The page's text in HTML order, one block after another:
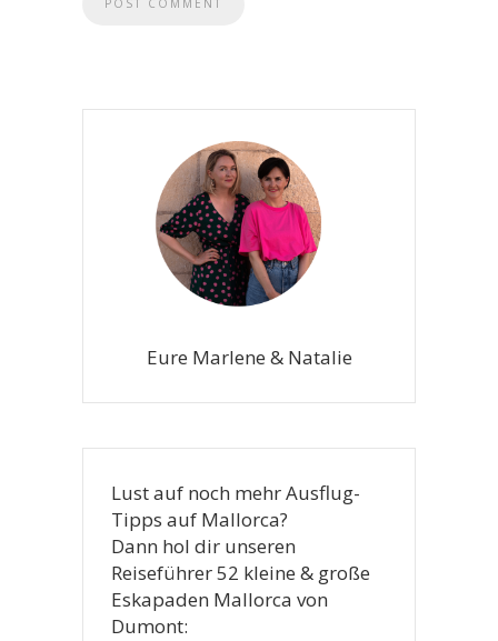
Eure Marlene & Natalie
Lust auf noch mehr Ausflug-
Tipps auf Mallorca?
Dann hol dir unseren
Reiseführer 52 kleine & große
Eskapaden Mallorca von
Dumont: